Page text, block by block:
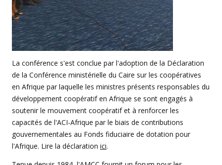
La conférence s'est conclue par l'adoption de la Déclaration
de la Conférence ministérielle du Caire sur les coopératives
en Afrique par laquelle les ministres présents responsables du
développement coopératif en Afrique se sont engagés à
soutenir le mouvement coopératif et à renforcer les
capacités de l'ACI-Afrique par le biais de contributions
gouvernementales au Fonds fiduciaire de dotation pour
l'Afrique. Lire la déclaration ici.